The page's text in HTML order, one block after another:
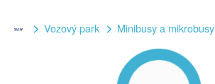
Vozový park Minibusy a mikrobusy